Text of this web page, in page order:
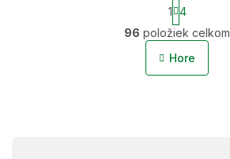
O
v
l
t
r
á
n
1 4
96 položiek celkom
Hore